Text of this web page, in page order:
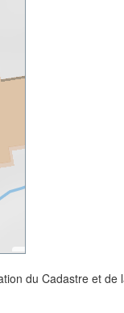
du Cadastre et de